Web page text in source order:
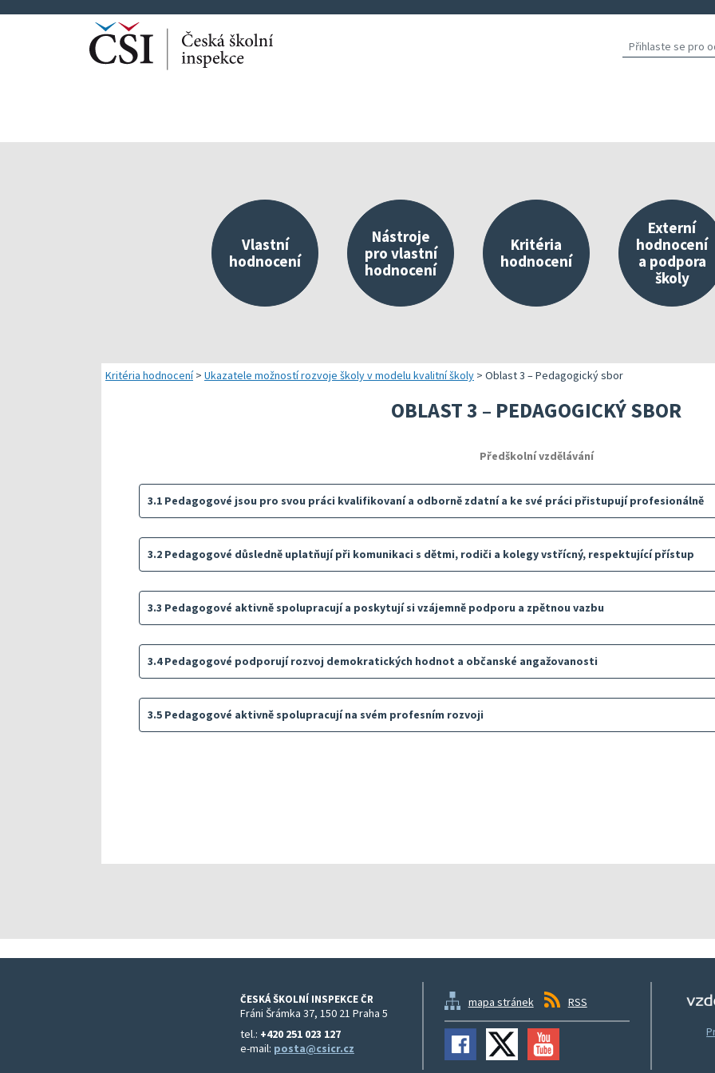
Vlastní
hodnocení
Náměty pro plánování a realizaci vlastního hodnocení
Přehled dostupných metodických doporučení
Kompetenční rámec absolventa a absolventky učitelství
Další náměty pro realizaci vlastního hodnocení
Nástroje
pro vlastní
hodnocení
Správa autoevaluačních akcí v InspIS DATA
Nástroje mimo InspIS DATA
Ředitelský pohled na kvalitu
Přehled nástrojů podle kritérií
Aktivní škola – podpora pohybových aktivit školy
Kritéria
hodnocení
Oblasti kritérií hodnocení
Struktura zobrazených kritérií
Znění kritérií hodnocení
Externí
hodnocení
a podpora
školy
Vybrané
Kritéria hodnocení> Ukazatele možností rozvoje školy v modelu kvalitní školy > Oblast 3 – Pedagogický sbor
OBLAST 3 – PEDAGOGICKÝ SBOR
Předškolní vzdělávání
3.1 Pedagogové jsou pro svou práci kvalifikovaní a odborně zdatní a ke své práci přistupují profesionálně
3.2 Pedagogové důsledně uplatňují při komunikaci s dětmi, rodiči a kolegy vstřícný, respektující přístup
3.3 Pedagogové aktivně spolupracují a poskytují si vzájemně podporu a zpětnou vazbu
3.4 Pedagogové podporují rozvoj demokratických hodnot a občanské angažovanosti
3.5 Pedagogové aktivně spolupracují na svém profesním rozvoji
ČESKÁ ŠKOLNÍ INSPEKCE ČR
Fráni Šrámka 37, 150 21 Praha 5
tel.: +420 251 023 127
e-mail: posta@csicr.cz
mapa stránek RSS